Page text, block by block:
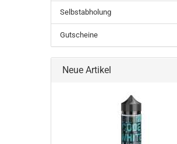
Selbstabholung
Gutscheine
Neue Artikel